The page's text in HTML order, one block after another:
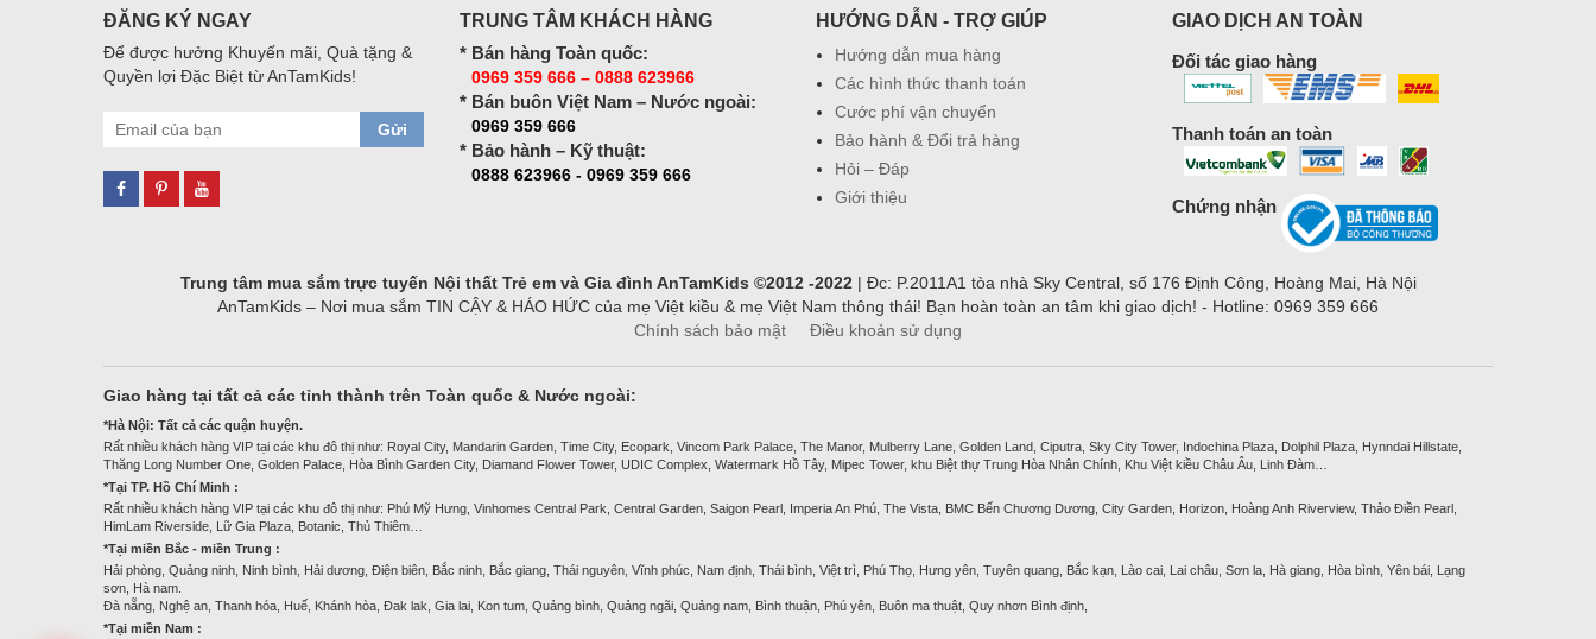
ĐĂNG KÝ NGAY
Để được hưởng Khuyến mãi, Quà tặng &
Quyền lợi Đặc Biệt từ AnTamKids!
Gửi
TRUNG TÂM KHÁCH HÀNG
* Bán hàng Toàn quốc:
0969 359 666 – 0888 623966
* Bán buôn Việt Nam – Nước ngoài:
0969 359 666
* Bảo hành – Kỹ thuật:
0888 623966 - 0969 359 666
HƯỚNG DẪN - TRỢ GIÚP
Hướng dẫn mua hàng
Các hình thức thanh toán
Cước phí vận chuyển
Bảo hành & Đổi trả hàng
Hỏi – Đáp
Giới thiệu
GIAO DỊCH AN TOÀN
Đối tác giao hàng
Thanh toán an toàn
Chứng nhận
Trung tâm mua sắm trực tuyến Nội thất Trẻ em và Gia đình AnTamKids ©2012 -2022| Đc: P.2011A1 tòa nhà Sky Central, số 176 Định Công, Hoàng Mai, Hà Nội
AnTamKids – Nơi mua sắm TIN CẬY & HÁO HỨC của mẹ Việt kiều & mẹ Việt Nam thông thái! Bạn hoàn toàn an tâm khi giao dịch! - Hotline: 0969 359 666
Chính sách bảo mật
Điều khoản sử dụng
Giao hàng tại tất cả các tỉnh thành trên Toàn quốc & Nước ngoài:
*Hà Nội: Tất cả các quận huyện.
Rất nhiều khách hàng VIP tại các khu đô thị như: Royal City, Mandarin Garden, Time City, Ecopark, Vincom Park Palace, The Manor, Mulberry Lane, Golden Land, Ciputra, Sky City Tower, Indochina Plaza, Dolphil Plaza, Hynndai Hillstate,
Thăng Long Number One, Golden Palace, Hòa Bình Garden City, Diamand Flower Tower, UDIC Complex, Watermark Hồ Tây, Mipec Tower, khu Biệt thự Trung Hòa Nhân Chính, Khu Việt kiều Châu Âu, Linh Đàm…
*Tại TP. Hồ Chí Minh :
Rất nhiều khách hàng VIP tại các khu đô thị như: Phú Mỹ Hưng, Vinhomes Central Park, Central Garden, Saigon Pearl, Imperia An Phú, The Vista, BMC Bến Chương Dương, City Garden, Horizon, Hoàng Anh Riverview, Thảo Điền Pearl,
HimLam Riverside, Lữ Gia Plaza, Botanic, Thủ Thiêm…
*Tại miền Bắc - miền Trung :
Hải phòng, Quảng ninh, Ninh bình, Hải dương, Điện biên, Bắc ninh, Bắc giang, Thái nguyên, Vĩnh phúc, Nam định, Thái bình, Việt trì, Phú Thọ, Hưng yên, Tuyên quang, Bắc kạn, Lào cai, Lai châu, Sơn la, Hà giang, Hòa bình, Yên bái, Lạng
sơn, Hà nam.
Đà nẵng, Nghệ an, Thanh hóa, Huế, Khánh hòa, Đak lak, Gia lai, Kon tum, Quảng bình, Quảng ngãi, Quảng nam, Bình thuận, Phú yên, Buôn ma thuật, Quy nhơn Bình định,
*Tại miền Nam :